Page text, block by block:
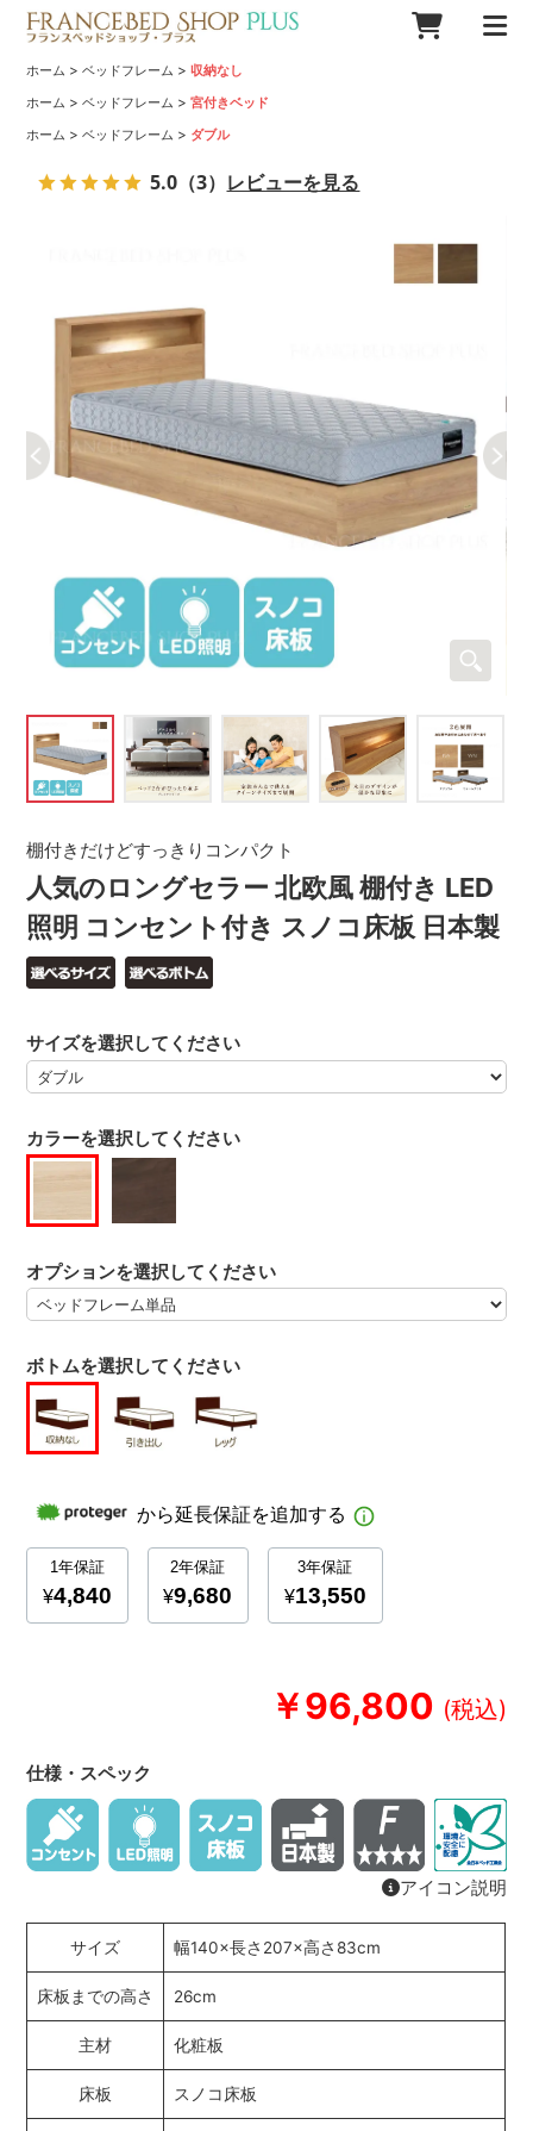
ホーム >ベッドフレーム >収納なし
ホーム >ベッドフレーム >宮付きベッド
ホーム >ベッドフレーム > ダブル
人気のロングセラー 北欧風 棚付き LED
照明 コンセント付き スノコ床板 日本製
棚付きだけどすっきりコンパクト
￥96,800
カラーを選択してください
サイズを選択してください
オプションを選択してください
ボトムを選択してください
仕様・スペック
アイコン説明
サイズ 幅140×長さ207×高さ83cm
床板までの高さ 26cm
主材 化粧板
床板 スノコ床板
5.0 （3） レビューを見る